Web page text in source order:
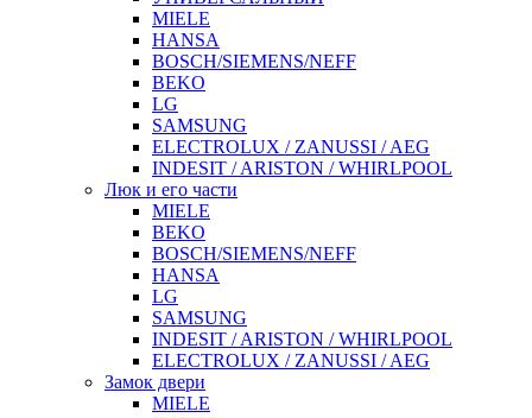
MIELE
HANSA
BOSCH/SIEMENS/NEFF
BEKO
LG
SAMSUNG
ELECTROLUX / ZANUSSI / AEG
INDESIT / ARISTON / WHIRLPOOL
Люк и его части
MIELE
BEKO
BOSCH/SIEMENS/NEFF
HANSA
LG
SAMSUNG
INDESIT / ARISTON / WHIRLPOOL
ELECTROLUX / ZANUSSI / AEG
Замок двери
MIELE